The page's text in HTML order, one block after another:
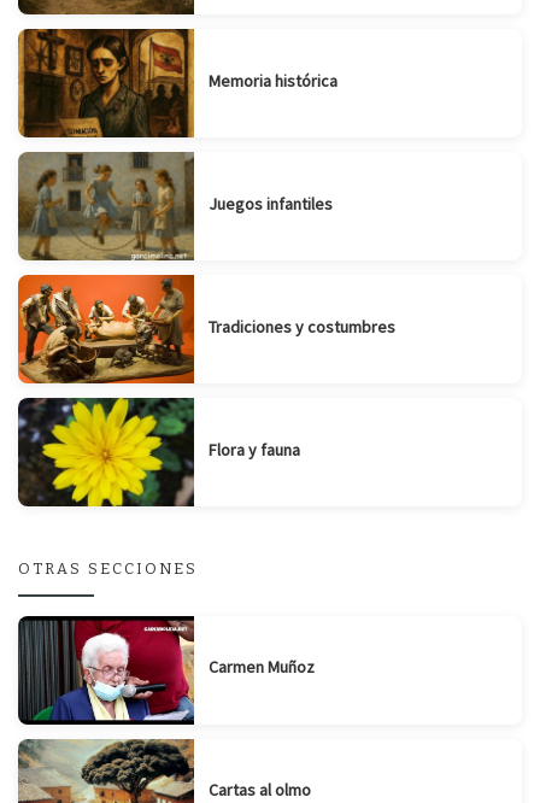
Memoria histórica
Juegos infantiles
Tradiciones y costumbres
Flora y fauna
OTRAS SECCIONES
Carmen Muñoz
Cartas al olmo